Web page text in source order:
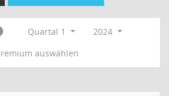
Quartal 1
2024
auswählen